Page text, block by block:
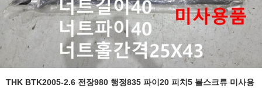
THK BTK2005-2.6 전장980 행정835 파이20 피치5 볼스크류 미사용